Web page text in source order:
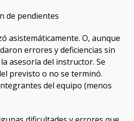
de pendientes
asistemáticamente. O, aunque
errores y deficiencias sin
asesoría del instructor. Se
previsto o no se terminó.
del equipo (menos